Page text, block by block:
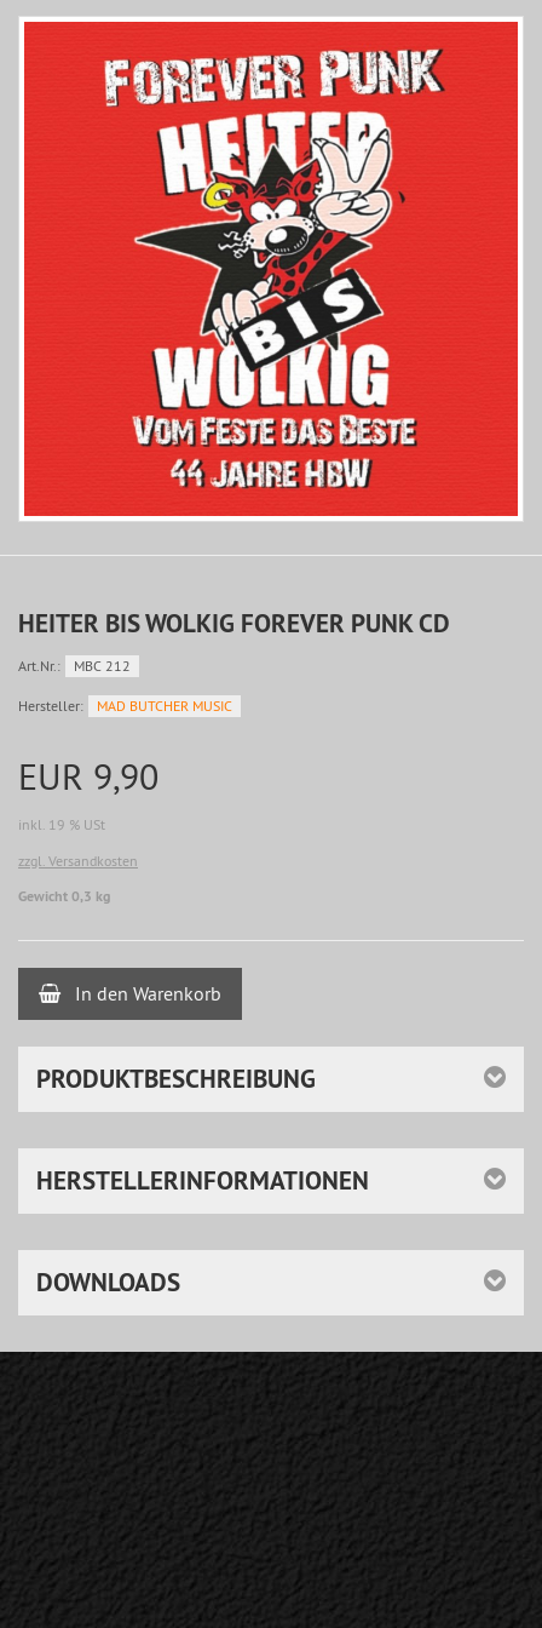
HEITER BIS WOLKIG FOREVER PUNK CD
Art.Nr.: MBC 212
Hersteller: MAD BUTCHER MUSIC
EUR 9,90
inkl. 19 % USt
zzgl. Versandkosten
Gewicht 0,3 kg
In den Warenkorb
PRODUKTBESCHREIBUNG
HERSTELLERINFORMATIONEN
DOWNLOADS